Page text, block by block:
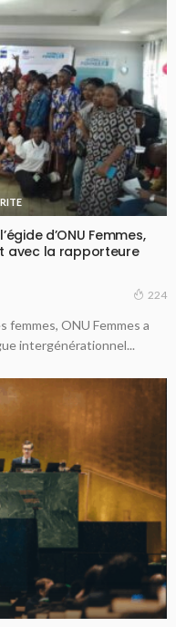
d’ONU Femmes,
avec la rapporteure
224
femmes, ONU Femmes a
intergénérationnel...